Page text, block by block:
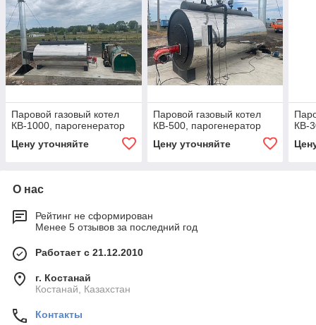
Паровой газовый котел
КВ-1000, парогенератор
Цену уточняйте
Паровой газовый котел
КВ-500, парогенератор
Цену уточняйте
КВ-
О нас
Рейтинг не сформирован
Менее 5 отзывов за последний год
Работает с 21.12.2010
г. Костанай
Костанай, Казахстан
Контакты